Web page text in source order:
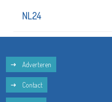
NL24
Adverteren
Contact